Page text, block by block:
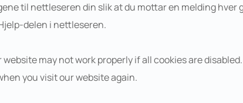
til nettleseren din slik at du mottar en melding
delen i nettleseren.
may not work properly if all cookies are
you visit our website again.